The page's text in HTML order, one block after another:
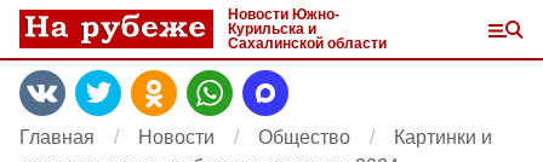
Новости Южно-
Курильска и
Сахалинской области
Главная Новости Общество
Картинки и